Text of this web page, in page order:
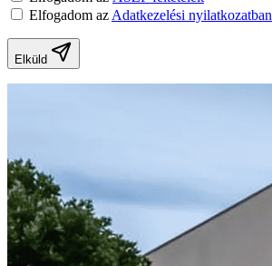
Elfogadom az Adatkezelési nyilatkozatban
Elküld